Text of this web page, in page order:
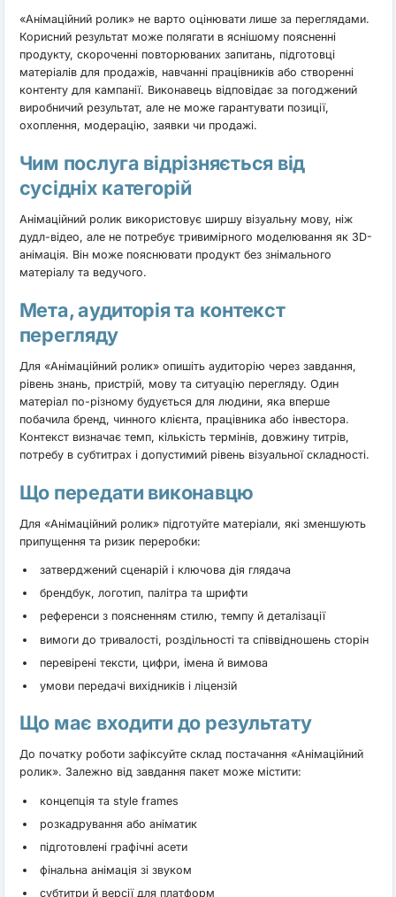
«Анімаційний ролик» не варто оцінювати лише за переглядами.
Корисний результат може полягати в яснішому поясненні
продукту, скороченні повторюваних запитань, підготовці
матеріалів для продажів, навчанні працівників або створенні
контенту для кампанії. Виконавець відповідає за погоджений
виробничий результат, але не може гарантувати позиції,
охоплення, модерацію, заявки чи продажі.
Чим послуга відрізняється від
сусідніх категорій
Анімаційний ролик використовує ширшу візуальну мову, ніж
дудл-відео, але не потребує тривимірного моделювання як 3D-
анімація. Він може пояснювати продукт без знімального
матеріалу та ведучого.
Мета, аудиторія та контекст
перегляду
Для «Анімаційний ролик» опишіть аудиторію через завдання,
рівень знань, пристрій, мову та ситуацію перегляду. Один
матеріал по-різному будується для людини, яка вперше
побачила бренд, чинного клієнта, працівника або інвестора.
Контекст визначає темп, кількість термінів, довжину титрів,
потребу в субтитрах і допустимий рівень візуальної складності.
Що передати виконавцю
Для «Анімаційний ролик» підготуйте матеріали, які зменшують
припущення та ризик переробки:
затверджений сценарій і ключова дія глядача
брендбук, логотип, палітра та шрифти
референси з поясненням стилю, темпу й деталізації
вимоги до тривалості, роздільності та співвідношень сторін
перевірені тексти, цифри, імена й вимова
умови передачі вихідників і ліцензій
Що має входити до результату
До початку роботи зафіксуйте склад постачання «Анімаційний
ролик». Залежно від завдання пакет може містити:
концепція та style frames
розкадрування або аніматик
підготовлені графічні асети
фінальна анімація зі звуком
субтитри й версії для платформ